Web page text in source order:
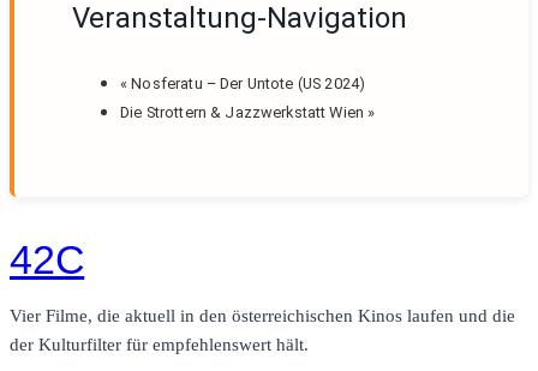
Veranstaltung-Navigation
« Nosferatu – Der Untote (US 2024)
Die Strottern & Jazzwerkstatt Wien »
42C
Vier Filme, die aktuell in den österreichischen Kinos laufen und die
der Kulturfilter für empfehlenswert hält.